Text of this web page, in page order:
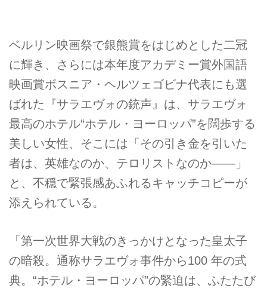
ベルリン映画祭で銀熊賞をはじめとした二冠
に輝き、さらには本年度アカデミー賞外国語
映画賞ボスニア・ヘルツェゴビナ代表にも選
ばれた『サラエヴォの銃声』は、サラエヴォ
最高のホテル“ホテル・ヨーロッパ”を闊歩する
美しい女性、そこには「その引き金を引いた
者は、英雄なのか、テロリストなのか――」
と、不穏で緊張感あふれるキャッチコピーが
添えられている。
「第一次世界大戦のきっかけとなった皇太子
の暗殺。通称サラエヴォ事件から100 年の式
典。“ホテル・ヨーロッパ”の緊迫は、ふたたび